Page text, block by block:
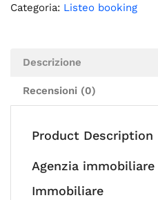
Categoria: Listeo booking
Descrizione
Recensioni (0)
Product Description
Agenzia
Immobiliare